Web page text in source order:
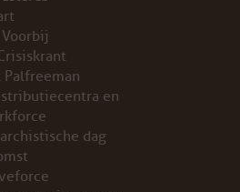
EN OTTO WORKFORCE
PRACY TYMCZASOWEJ OTTO
Palfreeman
en
dag